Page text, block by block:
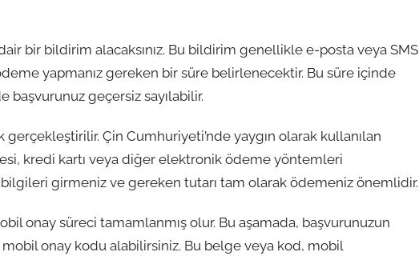
bir bildirim alacaksınız. Bu bildirim genellikle e-posta veya SMS
yapmanız gereken bir süre belirlenecektir. Bu süre içinde
başvurunuz geçersiz sayılabilir.
Çin Cumhuriyeti’nde yaygın olarak kullanılan
kredi kartı veya diğer elektronik ödeme yöntemleri
girmeniz ve gereken tutarı tam olarak ödemeniz önemlidir.
onay süreci tamamlanmış olur. Bu aşamada, başvurunuzun
onay kodu alabilirsiniz. Bu belge veya kod, mobil